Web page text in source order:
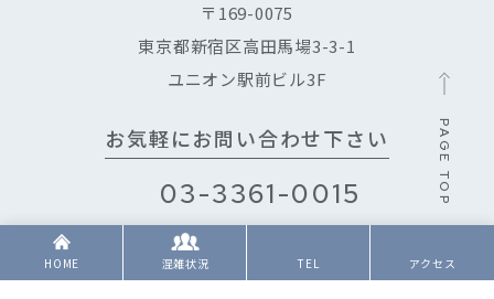
HOME 混雑状況 TEL アクセス
PAGE TOP
〒169-0075
東京都新宿区高田馬場3-3-1
ユニオン駅前ビル3F
お気軽にお問い合わせ下さい
03-3361-0015
月・火・水・金
9:30～12:30 / 13:00～16:00